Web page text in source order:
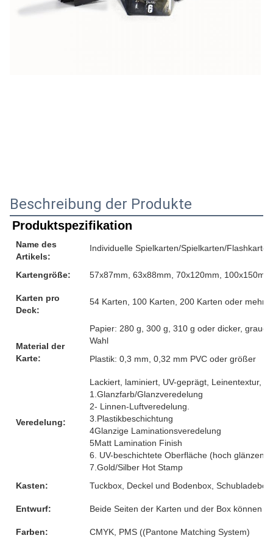
Beschreibung der Produkte
Produktspezifikation
Name des
Artikels:
Individuelle Spielkarten/Spielkarten/
Kartengröße: 57x87mm, 63x88mm, 70x120mm,
Karten pro
Deck:
54 Karten, 100 Karten, 200 Karten oder mehr,
Material der
Karte:
Papier: 280 g, 300 g, 310 g oder dicker,
Wahl
Plastik: 0,3 mm, 0,32 mm PVC oder größer
Veredelung:
Lackiert, laminiert, UV-geprägt, Leinentextur,
1.Glanzfarb/Glanzveredelung
2- Linnen-Luftveredelung.
3.Plastikbeschichtung
4Glanzige Laminationsveredelung
5Matt Lamination Finish
6. UV-beschichtete Oberfläche (hoch glänzend)
7.Gold/Silber Hot Stamp
Kasten:
Tuckbox, Deckel und Bodenbox,
Entwurf: Beide Seiten der Karten und der Box können
Farben: CMYK, PMS ((Pantone Matching System)